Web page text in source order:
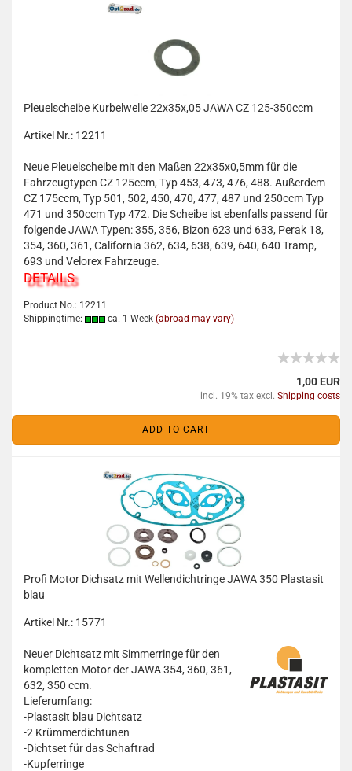
Pleuelscheibe Kurbelwelle 22x35x,05 JAWA CZ 125-350ccm
Artikel Nr.: 12211
Neue Pleuelscheibe mit den Maßen 22x35x0,5mm für die
Fahrzeugtypen CZ 125ccm, Typ 453, 473, 476, 488. Außerdem
CZ 175ccm, Typ 501, 502, 450, 470, 477, 487 und 250ccm Typ
471 und 350ccm Typ 472. Die Scheibe ist ebenfalls passend für
folgende JAWA Typen: 355, 356, Bizon 623 und 633, Perak 18,
354, 360, 361, California 362, 634, 638, 639, 640, 640 Tramp,
693 und Velorex Fahrzeuge.
DETAILS
Product No.: 12211
Shippingtime:
ca. 1 Week (abroad may vary)
1,00 EUR
incl. 19% tax excl. Shipping costs
ADD TO CART
Profi Motor Dichsatz mit Wellendichtringe JAWA 350 Plastasit
blau
Artikel Nr.: 15771
Neuer Dichtsatz mit Simmerringe für den
kompletten Motor der JAWA 354, 360, 361,
632, 350 ccm.
Lieferumfang:
-Plastasit blau Dichtsatz
-2 Krümmerdichtunen
-Dichtset für das Schaftrad
-Kupferringe